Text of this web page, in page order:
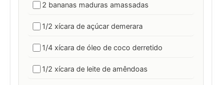
2 bananas maduras amassadas
1/2 xícara de açúcar demerara
1/4 xícara de óleo de coco derretido
1/2 xícara de leite de amêndoas